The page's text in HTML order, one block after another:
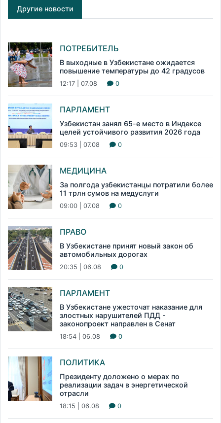
Другие новости
ПОТРЕБИТЕЛЬ
В выходные в Узбекистане ожидается
повышение температуры до 42 градусов
12:17 | 07.08 0
ПАРЛАМЕНТ
Узбекистан занял 65-е место в Индексе
целей устойчивого развития 2026 года
09:53 | 07.08 0
МЕДИЦИНА
За полгода узбекистанцы потратили более
11 трлн сумов на медуслуги
09:00 | 07.08 0
ПРАВО
В Узбекистане принят новый закон об
автомобильных дорогах
20:35 | 06.08 0
ПАРЛАМЕНТ
В Узбекистане ужесточат наказание для
злостных нарушителей ПДД -
законопроект направлен в Сенат
18:54 | 06.08 0
ПОЛИТИКА
Президенту доложено о мерах по
реализации задач в энергетической
отрасли
18:15 | 06.08 0